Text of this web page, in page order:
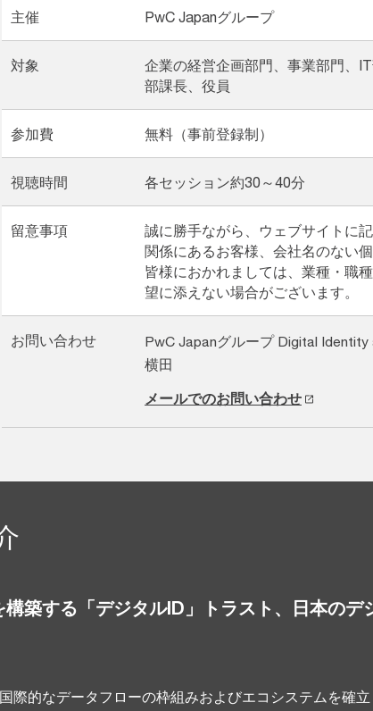
主催 PwC Japanグループ
対象
企業の経営企画部門、事業部門、
部課長、役員
参加費 無料（事前登録制）
視聴時間 各セッション約30～40分
留意事項
誠に勝手ながら、ウェブサイトに
関係にあるお客様、会社名のない
皆様におかれましては、業種・職
望に添えない場合がございます。
お問い合わせ
PwC Japanグループ Digital
横田
メールでのお問い合わせ
築する「デジタルID」トラスト、日本のデ
際的なデータフローの枠組みおよびエコシステムを確立